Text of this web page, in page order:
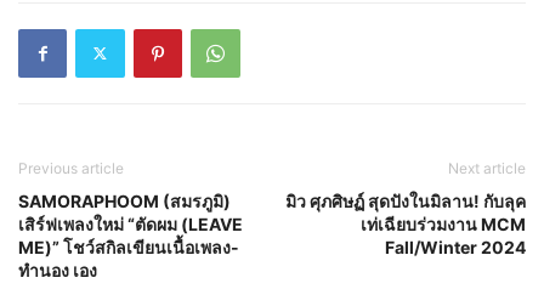
Previous article
SAMORAPHOOM (สมรภูมิ)
เสิร์ฟเพลงใหม่ “ตัดผม (LEAVE
ME)” โชว์สกิลเขียนเนื้อเพลง-
ทำนอง เอง
Next article
มิว ศุภศิษฏ์ สุดปังในมิลาน! กับลุค
เท่เฉียบร่วมงาน MCM
Fall/Winter 2024